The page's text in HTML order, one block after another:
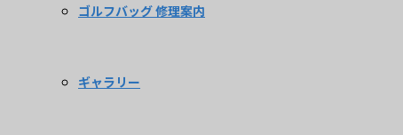
ゴルフバッグ 修理案内
ギャラリー